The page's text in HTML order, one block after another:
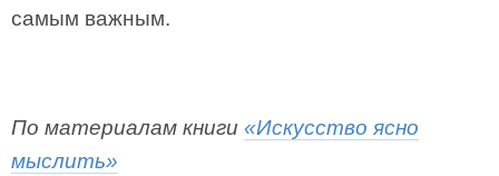
самым важным.
По материалам книги «Искусство ясно
мыслить»